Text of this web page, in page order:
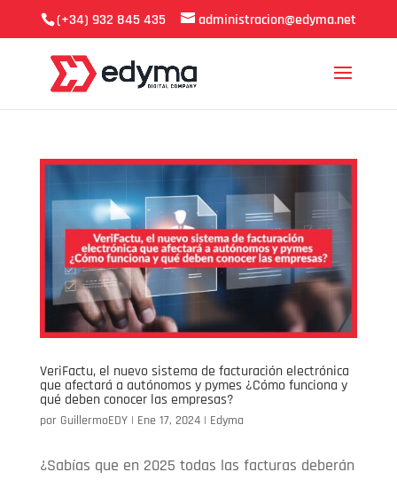
(+34) 932 845 435 administracion@edyma.net
VeriFactu, el nuevo sistema de facturación electrónica
que afectará a autónomos y pymes ¿Cómo funciona y
qué deben conocer las empresas?
por GuillermoEDY| Ene 17, 2024| Edyma
¿Sabías que en 2025 todas las facturas deberán